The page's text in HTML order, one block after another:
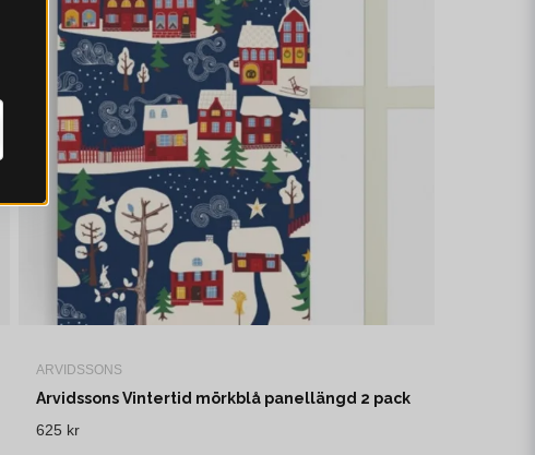
ARVIDSSONS
Arvidssons Vintertid mörkblå panellängd 2 pack
625 kr